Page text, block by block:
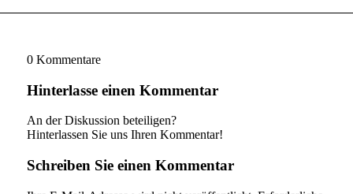
0 Kommentare
Hinterlasse einen Kommentar
An der Diskussion beteiligen?
Hinterlassen Sie uns Ihren Kommentar!
Schreiben Sie einen Kommentar